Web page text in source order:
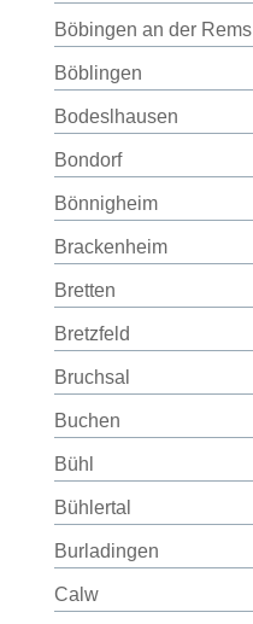
Böbingen an der Rems
Böblingen
Bodeslhausen
Bondorf
Bönnigheim
Brackenheim
Bretten
Bretzfeld
Bruchsal
Buchen
Bühl
Bühlertal
Burladingen
Calw